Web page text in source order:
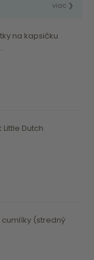
viac ❯
na kapsičku
Dutch
cumlíky (stredný